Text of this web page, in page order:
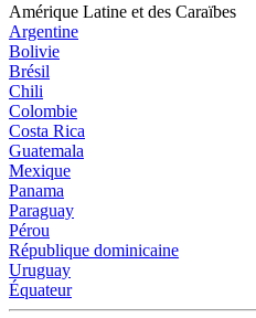
Amérique Latine et des Caraïbes
Argentine
Bolivie
Brésil
Chili
Colombie
Costa Rica
Guatemala
Mexique
Panama
Paraguay
Pérou
République dominicaine
Uruguay
Équateur